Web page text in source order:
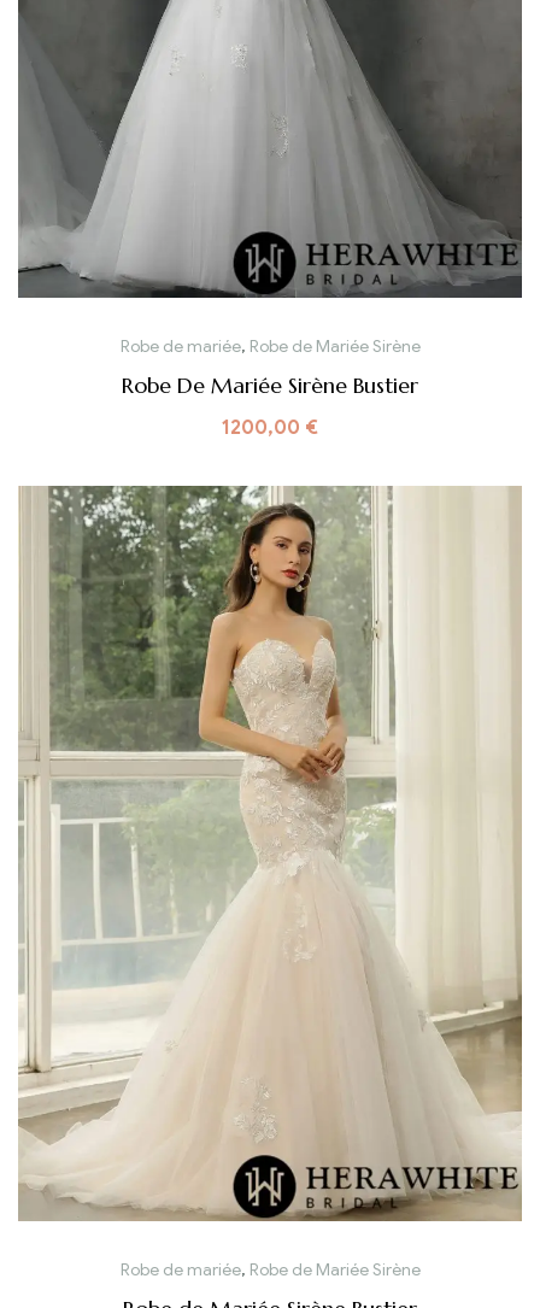
Robe de mariée, Robe de Mariée Sirène
Robe De Mariée Sirène Bustier
1200,00 €
Robe de mariée, Robe de Mariée Sirène